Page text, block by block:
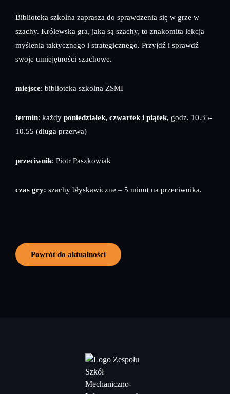
Biblioteka szkolna zaprasza do sprawdzenia się w grze w
szachy. Królewska gra, jaką są szachy, to znakomita lekcja
myślenia taktycznego i strategicznego. Przyjdź i sprawdź
swoje umiejętności szachowe.
miejsce: biblioteka szkolna ZSMI
termin: każdy poniedziałek, czwartek i piątek, godz. 10.35-
10.55 (długa przerwa)
przeciwnik: Piotr Paszkowiak
czas gry: szachy błyskawiczne – 5 minut na przeciwnika.
Powrót do aktualności